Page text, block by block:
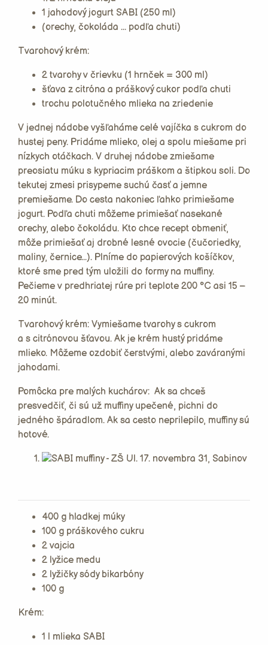
1 jahodový jogurt SABI (250 ml)
(orechy, čokoláda ... podľa chuti)
Tvarohový krém:
2 tvarohy v črievku (1 hrnček = 300 ml)
šťava z citróna a práškový cukor podľa chuti
trochu polotučného mlieka na zriedenie
V jednej nádobe vyšľaháme celé vajíčka s cukrom do
hustej peny. Pridáme mlieko, olej a spolu miešame pri
nízkych otáčkach. V druhej nádobe zmiešame
preosiatu múku s kypriacim práškom a štipkou soli. Do
tekutej zmesi prisypeme suchú časť a jemne
premiešame. Do cesta nakoniec ľahko primiešame
jogurt. Podľa chuti môžeme primiešať nasekané
orechy, alebo čokoládu. Kto chce recept obmeniť,
môže primiešať aj drobné lesné ovocie (čučoriedky,
maliny, černice...). Plníme do papierových košíčkov,
ktoré sme pred tým uložili do formy na muffiny.
Pečieme v predhriatej rúre pri teplote 200 °C asi 15 –
20 minút.
Tvarohový krém: Vymiešame tvarohy s cukrom
a s citrónovou šťavou. Ak je krém hustý pridáme
mlieko. Môžeme ozdobiť čerstvými, alebo zaváranými
jahodami.
Pomôcka pre malých kuchárov: Ak sa chceš
presvedčiť, či sú už muffiny upečené, pichni do
jedného špáradlom. Ak sa cesto neprilepilo, muffiny sú
hotové.
400 g hladkej múky
100 g práškového cukru
2 vajcia
2 lyžice medu
2 lyžičky sódy bikarbóny
100 g
Krém:
1 l mlieka SABI